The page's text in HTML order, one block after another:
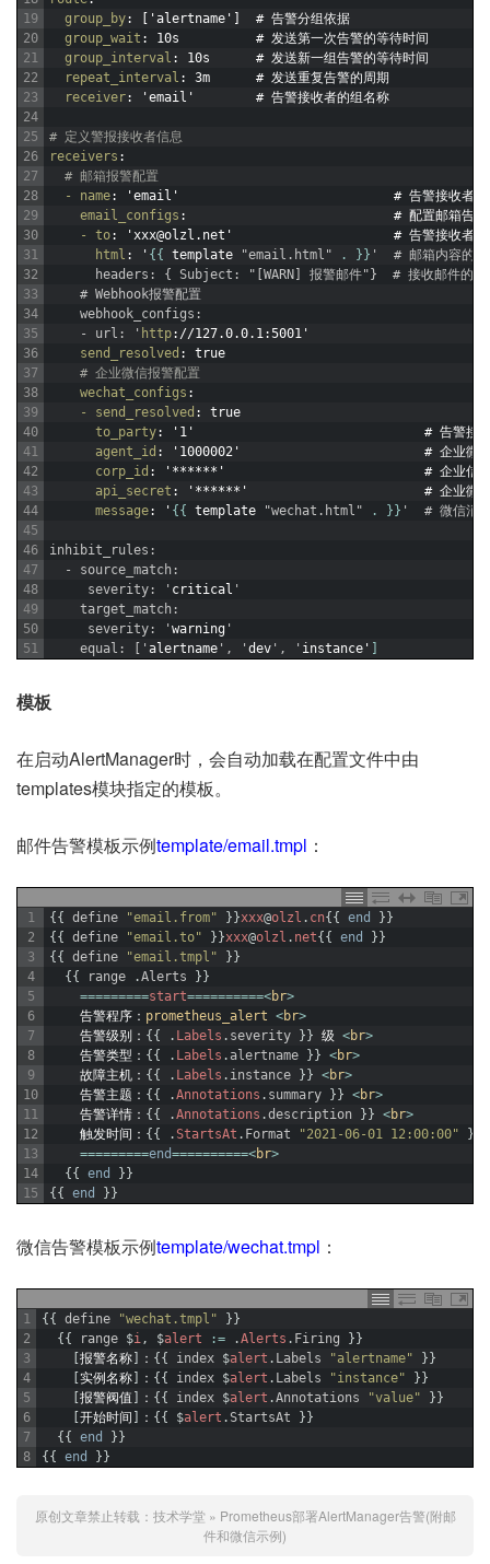
19
20
21
22
23
24
25
26
27
28
29
30
31
32
33
34
35
36
37
38
39
40
41
42
43
44
45
46
47
48
49
50
51
group_by: ['alertname']  # 告警分组依据
group_wait : 10s          # 发送第一次告警的等待时间
group_interval : 10s      # 发送新一组告警的等待时间
repeat_interval : 3m      # 发送重复告警的周期
receiver: 'email'        # 告警接收者的组名称
# 定义警报接收者信息
receivers :
# 邮箱报警配置
- name: 'email'                            # 告警接收者的
email_configs :                           # 配置邮箱告警
- to: 'xxx@olzl.net'                     # 告警接收者的
html : ' { { template "email.html" . } } '  # 邮箱内容的模
headers: { Subject: "[WARN] 报警邮件"}  # 接收邮件的标
# Webhook报警配置
webhook_configs:
- url: ' http://127.0.0.1:5001'
send_resolved : true
# 企业微信报警配置
wechat_configs :
- send_resolved : true
to_party: '1'                              # 告警接
agent_id : '1000002'                        # 企业微
corp_id : '******'                          # 企业信
api_secret : '******'                       # 企业微
message: ' { { template "wechat.html" . } } '  # 微信消
inhibit_rules:
- source_match:
severity: ' critical '
target_match:
severity: ' warning '
equal: [' alertname ', ' dev ', ' instance'
模板
在启动AlertManager时，会自动加载在配置文件中由
templates模块指定的模板。
邮件告警模板示例template/email.tmpl ：
1
2
3
4
5
6
7
8
9
10
11
12
13
14
15
{ { define "email.from" } }xxx@olzl . cn{ { end } }
{ { define "email.to" } }xxx@olzl . net{ { end } }
{ { define "email.tmpl" } }
{ { range .Alerts } }
=========start==========<br>
告警程序： prometheus_alert <br>
告警级别： { { . Labels . severity } } 级 <br>
告警类型： { { . Labels . alertname } } <br>
故障主机： { { . Labels . instance } } <br>
告警主题： { { .Annotations . summary } } <br>
告警详情： { { .Annotations .description } } <br>
触发时间： { { .StartsAt . Format "2021-06-01 12:00:00" }
=========end==========<br>
{ { end } }
{ { end } }
微信告警模板示例template/wechat.tmpl ：
1
2
3
4
5
6
7
8
{ { define "wechat.tmpl" } }
{ { range $i, $alert := .Alerts . Firing } }
报警名称 ： { { index $alert . Labels "alertname" } }
实例名称 ： { { index $alert . Labels "instance" } }
报警阀值 ： { { index $alert .Annotations "value" } }
开始时间 ： { { $alert . StartsAt } }
{ { end } }
{ { end } }
原创文章禁止转载： 技术学堂» Prometheus部署AlertManager告警(附邮
件和微信示例)